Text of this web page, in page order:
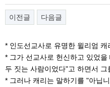
이전글 다음글
* 인도선교사로 유명한 윌리엄
* 그가 선교사로 헌신하고 있었
두 짓는 사람이었다"고 하면서
* 그러나 캐리는 말하기를 "아닙